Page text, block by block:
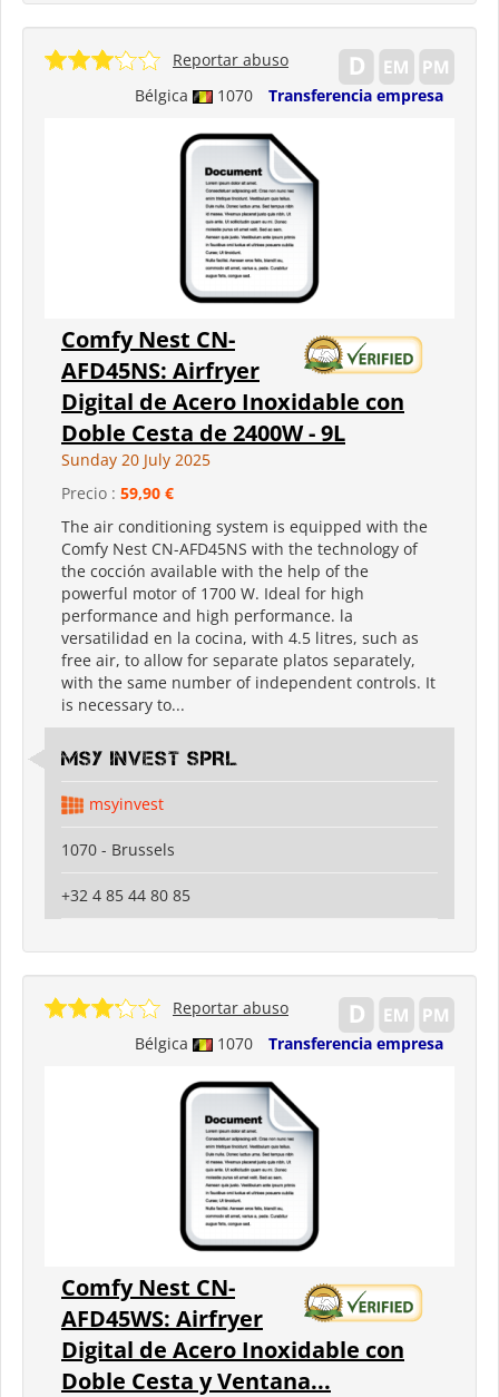
Bélgica 1070 Transferencia empresa
Reportar abuso
Comfy Nest CN-
AFD45NS: Airfryer
Digital de Acero Inoxidable con
Doble Cesta de 2400W - 9L
Sunday 20 July 2025
Precio : 59,90 €
The air conditioning system is equipped with the
Comfy Nest CN-AFD45NS with the technology of
the cocción available with the help of the
powerful motor of 1700 W. Ideal for high
performance and high performance. la
versatilidad en la cocina, with 4.5 litres, such as
free air, to allow for separate platos separately,
with the same number of independent controls. It
is necessary to...
MSY INVEST SPRL
msyinvest
1070 - Brussels
+32 4 85 44 80 85
Bélgica 1070 Transferencia empresa
Reportar abuso
Comfy Nest CN-
AFD45WS: Airfryer
Digital de Acero Inoxidable con
Doble Cesta y Ventana...